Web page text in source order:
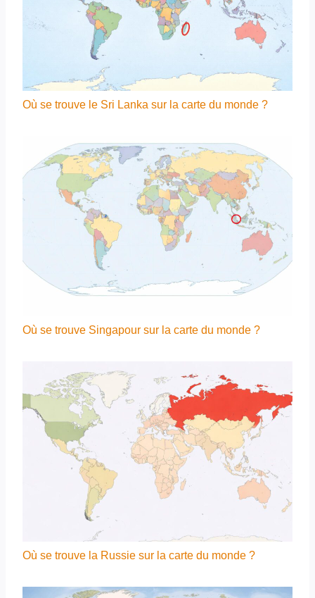
Où se trouve le Sri Lanka sur la carte du monde ?
Où se trouve Singapour sur la carte du monde ?
Où se trouve la Russie sur la carte du monde ?